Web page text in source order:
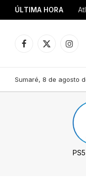
ÚLTIMA HORA
Facebook
X
Sumaré, 8 de agosto